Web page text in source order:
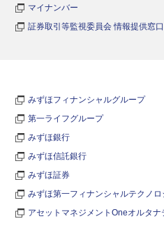
マイナンバー
証券取引等監視委員会 情報提供窓口
みずほフィナンシャルグループ
第一ライフグループ
みずほ銀行
みずほ信託銀行
みずほ証券
みずほ第一フィナンシャルテクノロ
アセットマネジメントOneオルタ